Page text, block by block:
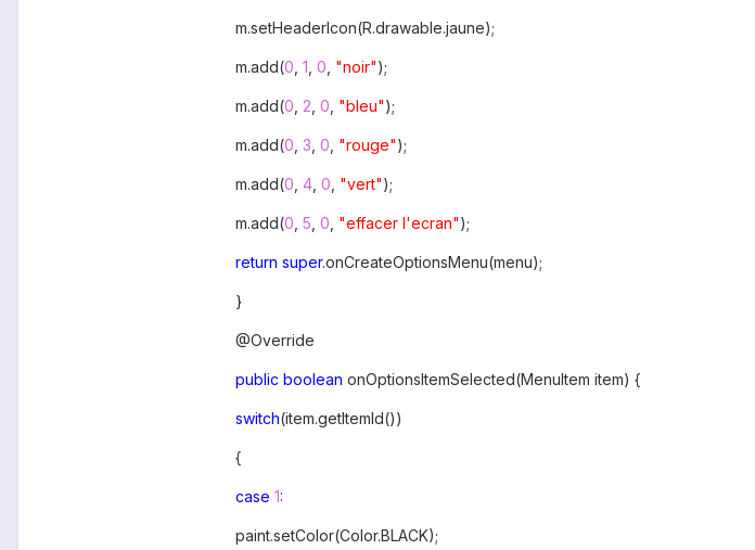
m.setHeaderIcon(R.drawable.jaune);
m.add(0 1 0 "noir");
m.add(0 2 0 "bleu");
m.add(0 3 0 "rouge");
m.add(0 4 0 "vert");
m.add(0 5 0 "effacer l'ecran");
return super.onCreateOptionsMenu(menu);
}
@Override
public boolean onOptionsItemSelected(MenuItem item) {
switch(item.getItemId())
{
case 1:
paint.setColor(Color.BLACK);